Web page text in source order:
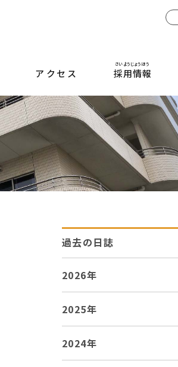
アクセス 採用情報
さいようじょうほう
過去の日誌
2026年
2025年
2024年